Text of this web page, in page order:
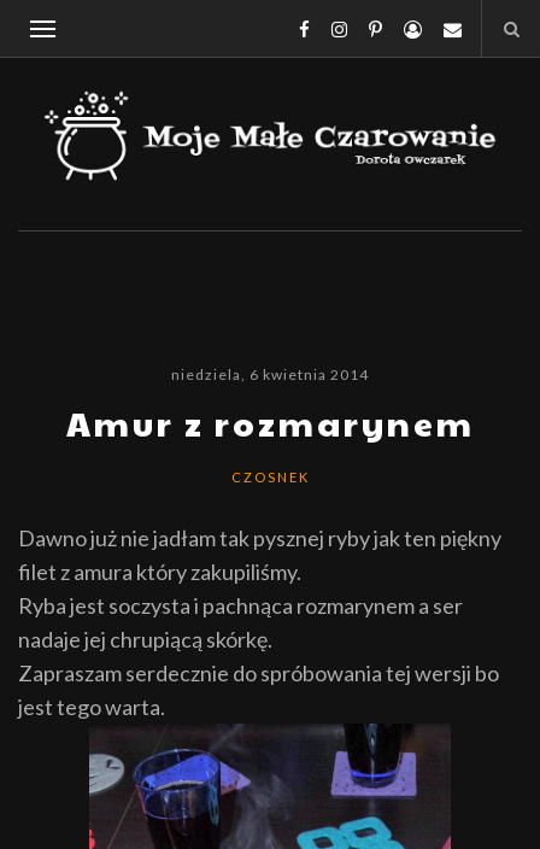
niedziela, 6 kwietnia 2014
Amur z rozmarynem
CZOSNEK
Dawno już nie jadłam tak pysznej ryby jak ten piękny
filet z amura który zakupiliśmy.
Ryba jest soczysta i pachnąca rozmarynem a ser
nadaje jej chrupiącą skórkę.
Zapraszam serdecznie do spróbowania tej wersji bo
jest tego warta.